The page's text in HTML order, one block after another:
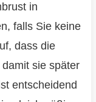
in
falls Sie keine
dass die
sie später
entscheidend